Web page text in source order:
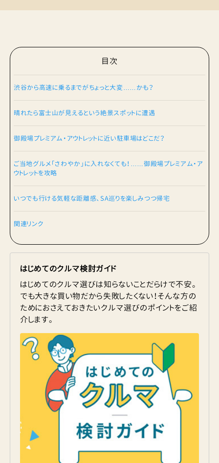
目次
渋谷から高速に乗るまでがちょっと大変……かも？
晴れたら富士山が見えるという絶景スポットに遭遇
御殿場プレミアム・アウトレットに近い駐車場はどこだ？
ご当地グルメ「さわやか」に入れなくても！……御殿場プレミアム・ア
ウトレットを攻略
いつでも行ける気軽な距離感、SA巡りを楽しみつつ帰宅
関連リンク
はじめてのクルマ検討ガイド
はじめてのクルマ選びは知らないことだらけで不安。
でも大きな買い物だから失敗したくない！そんな方の
ためにおさえておきたいクルマ選びのポイントをご紹
介します。